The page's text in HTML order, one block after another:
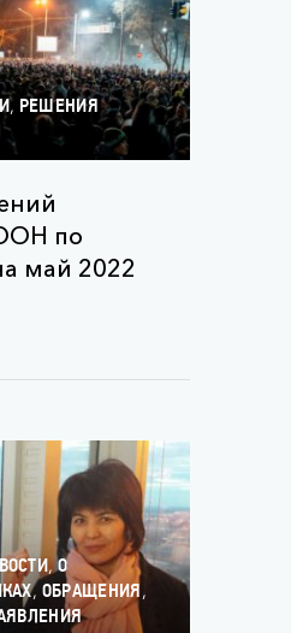
, РЕШЕНИЯ
по
май 2022
,О
, ОБРАЩЕНИЯ,